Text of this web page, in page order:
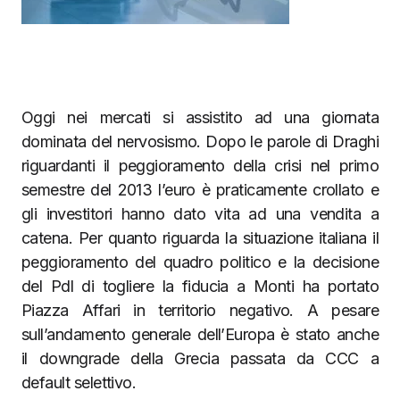
Oggi nei mercati si assistito ad una giornata
dominata del nervosismo. Dopo le parole di Draghi
riguardanti il peggioramento della crisi nel primo
semestre del 2013 l’euro è praticamente crollato e
gli investitori hanno dato vita ad una vendita a
catena. Per quanto riguarda la situazione italiana il
peggioramento del quadro politico e la decisione
del Pdl di togliere la fiducia a Monti ha portato
Piazza Affari in territorio negativo. A pesare
sull’andamento generale dell’Europa è stato anche
il downgrade della Grecia passata da CCC a
default selettivo.